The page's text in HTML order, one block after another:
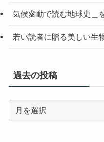
気候変動で読む地球史＿
若い読者に贈る美しい生
過去の投稿